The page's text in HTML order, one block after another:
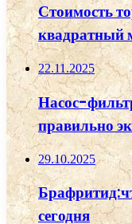
Стоимость
квадратный
22.11.2025
Насос-
правильно
29.10.2025
сегодня